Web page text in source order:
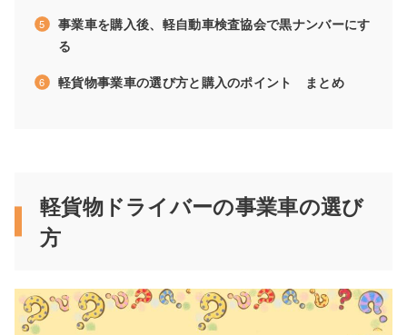
事業車を購入後、軽自動車検査協会で黒ナンバーにす
る
軽貨物事業車の選び方と購入のポイント まとめ
軽貨物ドライバーの事業車の選び
方